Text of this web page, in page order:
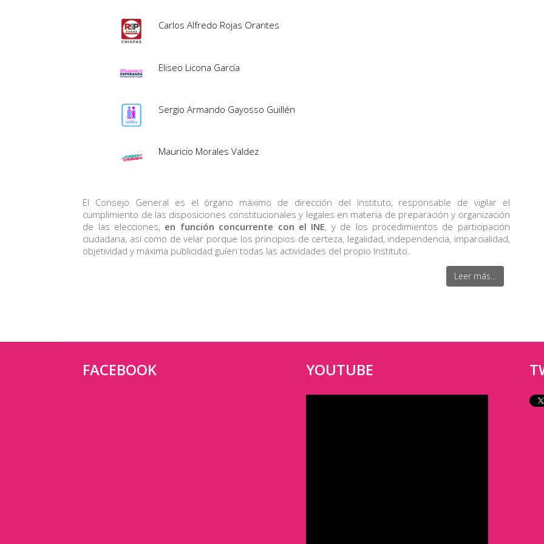
Carlos Alfredo Rojas Orantes
Eliseo Licona García
Sergio Armando Gayosso Guillén
Mauricio Morales Valdez
El Consejo General es el órgano máximo de dirección del Instituto, responsable de vigilar el
cumplimiento de las disposiciones constitucionales y legales en materia de preparación y organización
de las elecciones, en función concurrente con el INE, y de los procedimientos de participación
ciudadana, así como de velar porque los principios de certeza, legalidad, independencia, imparcialidad,
objetividad y máxima publicidad guíen todas las actividades del propio Instituto.
Leer más...
FACEBOOK YOUTUBE